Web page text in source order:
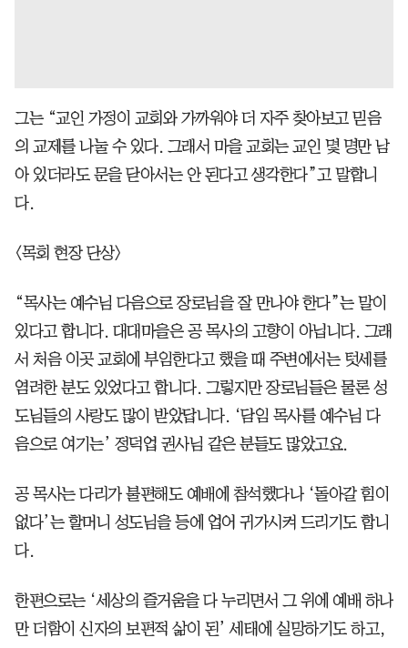
그는 “교인 가정이 교회와 가까워야 더 자주 찾아보고 믿음
의 교제를 나눌 수 있다. 그래서 마을 교회는 교인 몇 명만 남
아 있더라도 문을 닫아서는 안 된다고 생각한다”고 말합니
다.
<목회 현장 단상>
“목사는 예수님 다음으로 장로님을 잘 만나야 한다”는 말이
있다고 합니다. 대대마을은 공 목사의 고향이 아닙니다. 그래
서 처음 이곳 교회에 부임한다고 했을 때 주변에서는 텃세를
염려한 분도 있었다고 합니다. 그렇지만 장로님들은 물론 성
도님들의 사랑도 많이 받았답니다. ‘담임 목사를 예수님 다
음으로 여기는’ 정덕업 권사님 같은 분들도 많았고요.
공 목사는 다리가 불편해도 예배에 참석했다나 ‘돌아갈 힘이
없다’는 할머니 성도님을 등에 업어 귀가시켜 드리기도 합니
다.
한편으로는 ‘세상의 즐거움을 다 누리면서 그 위에 예배 하나
만 더함이 신자의 보편적 삶이 된’ 세태에 실망하기도 하고,